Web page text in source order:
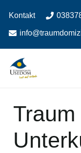
Inhalt
springen
Navigation
springen
Kontakt